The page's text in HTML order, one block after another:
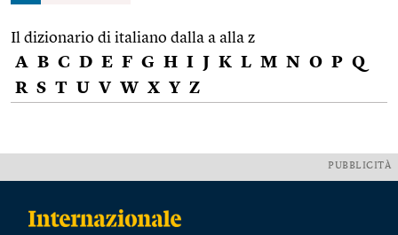
Il dizionario di italiano dalla a alla z
A B C D E F G H I J K L M N O P Q
R S T U V W X Y Z
PUBBLICITÀ